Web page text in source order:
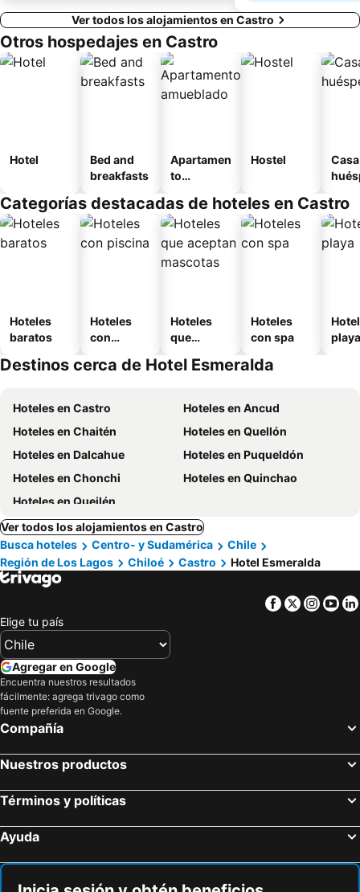
Ver todos los alojamientos en Castro
Otros hospedajes en Castro
Hotel
Bed and
breakfasts
Apartamen
to
o
Hostel
Categorías destacadas de hoteles en Castro
Hoteles
baratos
Hoteles
con
Hoteles
que
mascotas
Hoteles
con spa
playa
Destinos cerca de Hotel Esmeralda
Hoteles en Castro
Hoteles en Ancud
Hoteles en Chaitén
Hoteles en Quellón
Hoteles en Dalcahue
Hoteles en Puqueldón
Hoteles en Chonchi
Hoteles en Quinchao
Hoteles en Queilén
Ver todos los alojamientos en Castro
Busca hoteles
Centro- y Sudamérica
Chile
Región de Los Lagos
Chiloé Castro Hotel Esmeralda
Facebook
Twitter
Elige tu país
Agregar en Google
Encuentra nuestros resultados
fácilmente: agrega trivago como
fuente preferida en Google.
Compañía
Nuestros productos
Términos y políticas
Ayuda